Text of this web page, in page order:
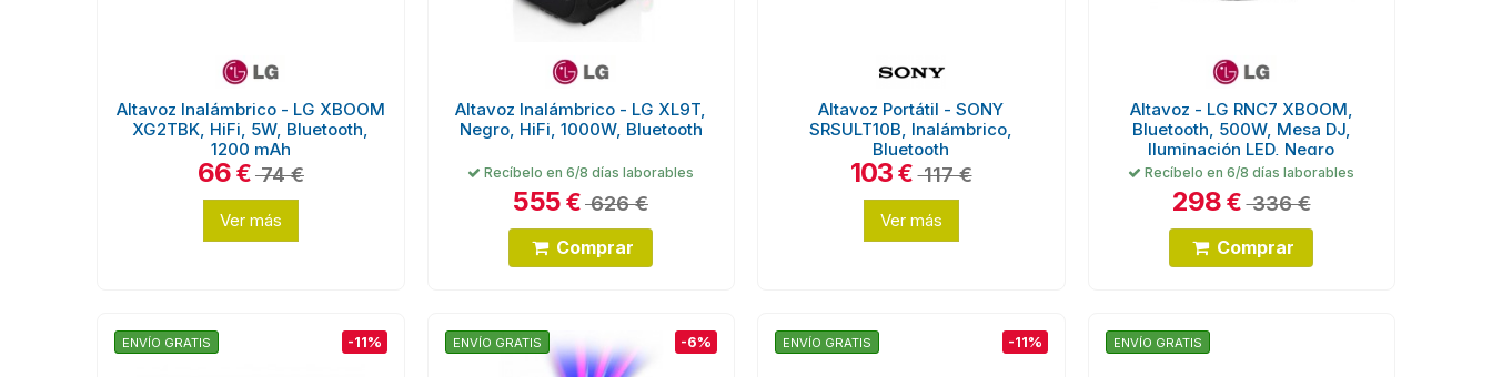
Altavoz Inalámbrico - LG XBOOM
XG2TBK, HiFi, 5W, Bluetooth,
1200 mAh
66€74 €
Ver más
Altavoz Inalámbrico - LG XL9T,
Negro, HiFi, 1000W, Bluetooth
Recíbelo en 6/8 días laborables
555€626 €
Comprar
Altavoz Portátil - SONY
SRSULT10B, Inalámbrico,
Bluetooth
103 € 117 €
Ver más
Altavoz - LG RNC7 XBOOM,
Bluetooth, 500W, Mesa DJ,
Iluminación LED, Negro
Recíbelo en 6/8 días laborables
298 € 336 €
Comprar
ENVÍO GRATIS -11% ENVÍO GRATIS -6% ENVÍO GRATIS -11% ENVÍO GRATIS